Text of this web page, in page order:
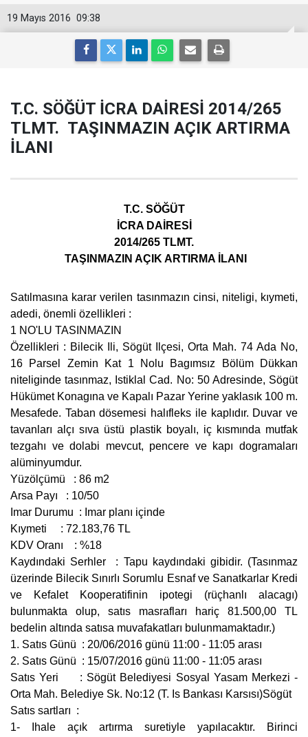
09:38
19 Mayıs 2016
T.C. SÖĞÜT İCRA DAİRESİ 2014/265
TLMT. TAŞINMAZIN AÇIK ARTIRMA
İLANI
T.C. SÖĞÜT
İCRA DAİRESİ
2014/265 TLMT.
TAŞINMAZIN AÇIK ARTIRMA İLANI
Satılmasına karar verilen tasınmazın cinsi, niteligi, kıymeti,
adedi, önemli özellikleri :
1 NO'LU TASINMAZIN
Özellikleri : Bilecik Ili, Sögüt Ilçesi, Orta Mah. 74 Ada No,
16 Parsel Zemin Kat 1 Nolu Bagımsız Bölüm Dükkan
niteliginde tasınmaz, Istiklal Cad. No: 50 Adresinde, Sögüt
Hükümet Konagına ve Kapalı Pazar Yerine yaklasık 100 m.
Mesafede. Taban dösemesi halıfleks ile kaplıdır. Duvar ve
tavanları alçı sıva üstü plastik boyalı, iç kısmında mutfak
tezgahı ve dolabi mevcut, pencere ve kapı dogramaları
alüminyumdur.
Yüzölçümü : 86 m2
Arsa Payı : 10/50
Imar Durumu : Imar planı içinde
Kıymeti : 72.183,76 TL
KDV Oranı : %18
Kaydındaki Serhler : Tapu kaydındaki gibidir. (Tasınmaz
üzerinde Bilecik Sınırlı Sorumlu Esnaf ve Sanatkarlar Kredi
ve Kefalet Kooperatifinin ipotegi (rüçhanlı alacagı)
bulunmakta olup, satıs masrafları hariç 81.500,00 TL
bedelin altında satısa muvafakatları bulunmamaktadır.)
1. Satıs Günü : 20/06/2016 günü 11:00 - 11:05 arası
2. Satıs Günü : 15/07/2016 günü 11:00 - 11:05 arası
Satıs Yeri : Sögüt Belediyesi Sosyal Yasam Merkezi -
Orta Mah. Belediye Sk. No:12 (T. Is Bankası Karsısı)Sögüt
Satıs sartları :
1- Ihale açık artırma suretiyle yapılacaktır. Birinci